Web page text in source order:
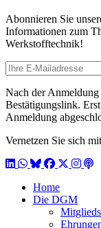
Abonnieren Sie
Informationen zum
Werkstofftechnik!
E-mail
Nach der
Bestätigungslink.
Anmeldung
Vernetzen Sie sich
LinkedIn
WhatsApp
BlueSky
Facebook
X / Twitter
Home
Die DGM